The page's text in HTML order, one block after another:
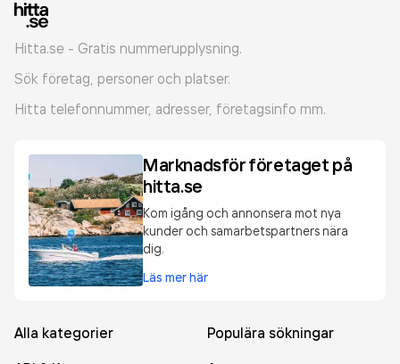
Hitta.se - Gratis nummerupplysning.
Sök företag, personer och platser.
Hitta telefonnummer, adresser, företagsinfo mm.
Marknadsför företaget på
hitta.se
Kom igång och annonsera mot nya
kunder och samarbetspartners nära
dig.
Läs mer här
Alla kategorier
Populära sökningar